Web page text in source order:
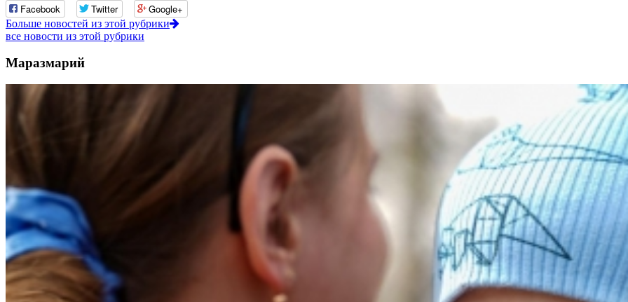
Facebook Twitter Google+
Больше новостей из этой рубрики
все новости из этой рубрики
Маразмарий